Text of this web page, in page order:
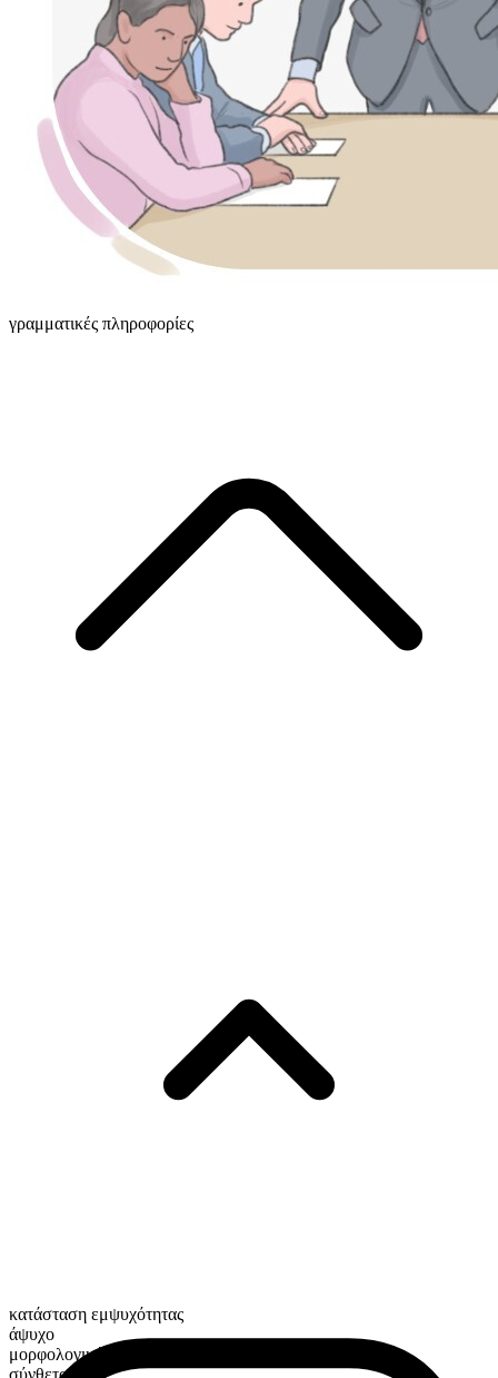
γραμματικές πληροφορίες
κατάσταση εμψυχότητας
άψυχο
μορφολογική σύνθεση
σύνθετο